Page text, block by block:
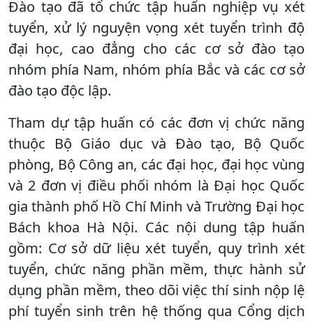
Đào tạo đã tổ chức tập huấn nghiệp vụ xét
tuyển, xử lý nguyện vọng xét tuyển trình độ
đại học, cao đẳng cho các cơ sở đào tạo
nhóm phía Nam, nhóm phía Bắc và các cơ sở
đào tạo độc lập.
Tham dự tập huấn có các đơn vị chức năng
thuộc Bộ Giáo dục và Đào tạo, Bộ Quốc
phòng, Bộ Công an, các đại học, đại học vùng
và 2 đơn vị điều phối nhóm là Đại học Quốc
gia thành phố Hồ Chí Minh và Trường Đại học
Bách khoa Hà Nội. Các nội dung tập huấn
gồm: Cơ sở dữ liệu xét tuyển, quy trình xét
tuyển, chức năng phần mềm, thực hành sử
dụng phần mềm, theo dõi việc thí sinh nộp lệ
phí tuyển sinh trên hệ thống qua Cổng dịch